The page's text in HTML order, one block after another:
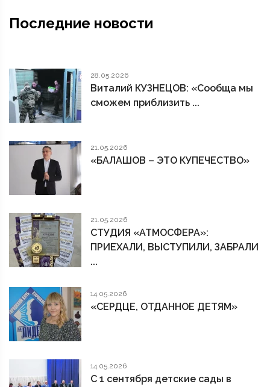
Последние новости
28.05.2026
Виталий КУЗНЕЦОВ: «Сообща мы
сможем приблизить ...
21.05.2026
«БАЛАШОВ – ЭТО КУПЕЧЕСТВО»
21.05.2026
СТУДИЯ «АТМОСФЕРА»:
ПРИЕХАЛИ, ВЫСТУПИЛИ, ЗАБРАЛИ
...
14.05.2026
«СЕРДЦЕ, ОТДАННОЕ ДЕТЯМ»
14.05.2026
С 1 сентября детские сады в